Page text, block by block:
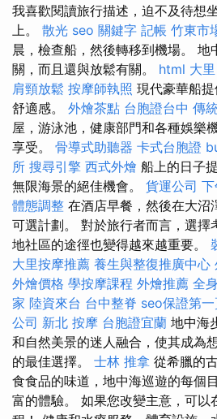
我喜歡閱讀旅行描述，迫不及待想
上。 散光 seo 關鍵字 記帳 竹東市
晨，檢查船，然後轉移到機場。 地
關，而且還與放鬆有關。 html 大
肩頸放鬆 按摩師執照 現代豪華船
舒適感。 外燴茶點 台胞證台中 傳
屋，游泳池，健康部門和各種娛樂
享受。 骨導式助聽器 卡式台胞證
所 搜尋引擎 西式外燴 船上的日子
無限海景的絕佳機會。 貨運公司
體態調整 在酒店早餐，然後在大沼
可選計劃。 對於旅行者而言，選擇
地社區的途徑也變得越來越重要。
大里按摩推薦 養生與整復推廣中心
外燴價格 學按摩課程 外燴推薦 全
家 陸資來台 台中整脊 seo保證第
公司 新北 按摩 台胞證宜蘭 地中海
和自然美景的迷人融合，使其成為
的最佳選擇。 士林 推拿 從希臘的
食食品的味道，地中海巡遊的每個
富的體驗。 如果您改變主意，可以